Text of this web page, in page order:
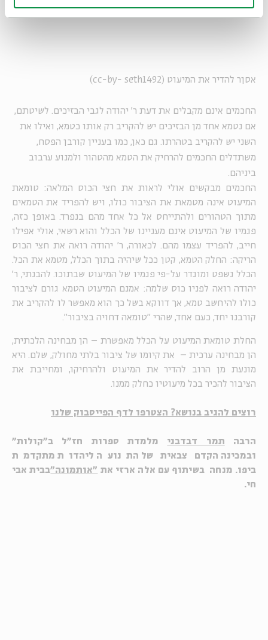
אסןר להדיר את המיעוט (cc-by- seth1492)
החכמים אינם מקבלים את דעת ר' יהודה לגבי הבזיכים. לשיטתם,
אם נטמא אחד מן הבזיכים יש להקריב רק אותו כטמא, ואילו את
השני יש להקריב בטהרתו. גם כאן, כמו בעניין קורבן הפסח,
משתדלים החכמים להרחיק את הטמא מהטהור ולמנוע ערבוב
ביניהם.
החכמים מבקשים אולי לראות את חצי הכוס המלאה: טומאת
המיעוט אינה מטמאת את הציבור כולו, ויש להפריד את הטמאים
מתוך הטהורים ולהתייחס אל כל אחד מהם בנפרד. באופן כזה,
פגמיו של המיעוט אינם מעניינו של הכלל והוא רשאי, אולי אפילו
חייב, להפריד עצמו מהם. לכאורה, ר' יהודה רואה את חצי הכוס
הריקה: החלק הטמא, קטן ככל שיהיה בתוך הכלל, מטמא את הכל.
הכלל נשפט ומוגדר על-פי פגמיו של המיעוט שבתוכו. להבנתי, ר'
יהודה רואה לפניו כוס שלמה: אמנם המיעוט הטמא גורם לציבור
כולו להיחשב טמא, אך דווקא בשל כך הוא מאפשר לו להקריב את
קורבנו יחד, כעם אחד, שהרי "טומאה דחויה בציבור".
החלת טומאת המיעוט על הכלל מאפשרת – הן מבחינה הלכתית,
הן מבחינה ערכית – את קיומו של ציבור בלתי מחולק, שלם. היא
מונעת מן הרוב להדיר את המיעוט ולהרחיקו, ומחייבת את
הציבור להכיר בכל מיעוטיו כחלק ממנו.
רוצים להגיב בנושא? הצטרפו לדף הפייסבוק שלנו
הרבה תמר דבדבני מלמדת ספרות חז"ל ב"קולות"
ובמכינה הקדם צבאית של התנועה ליהדות מתקדמת
ביפו. מנחה בשיתוף עם אלה ארזי את "אותמונה"בבית אבי
חי.